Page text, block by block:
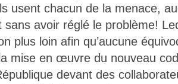
usent chacun de la menace,
avoir réglé le problème!
plus loin afin qu’aucune
mise en œuvre du nouveau
devant des